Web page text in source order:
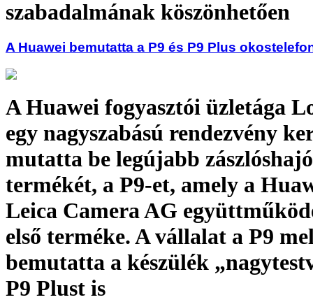
szabadalmának köszönhetően
A Huawei bemutatta a P9 és P9 Plus
A Huawei fogyasztói üzletága
egy nagyszabású rendezvény
mutatta be legújabb zászlóshajó
termékét, a P9-et, amely a
Leica Camera AG
első terméke. A vállalat a P9
bemutatta a készülék
P9 Plust is